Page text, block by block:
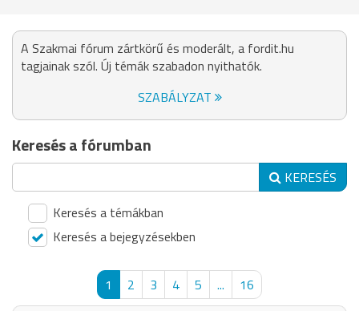
A Szakmai fórum zártkörű és moderált, a fordit.hu
tagjainak szól. Új témák szabadon nyithatók.
SZABÁLYZAT
Keresés a fórumban
KERESÉS
Keresés a témákban
Keresés a bejegyzésekben
1 2 3 4 5 ...
16